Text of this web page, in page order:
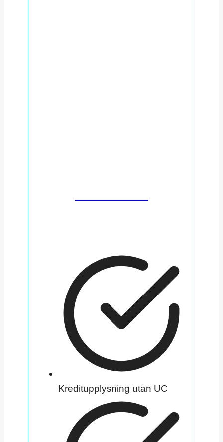
Kreditupplysning utan UC